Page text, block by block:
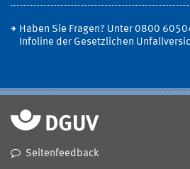
Haben Sie Fragen? Unter 0800
Infoline der Gesetzlichen
Seitenfeedback